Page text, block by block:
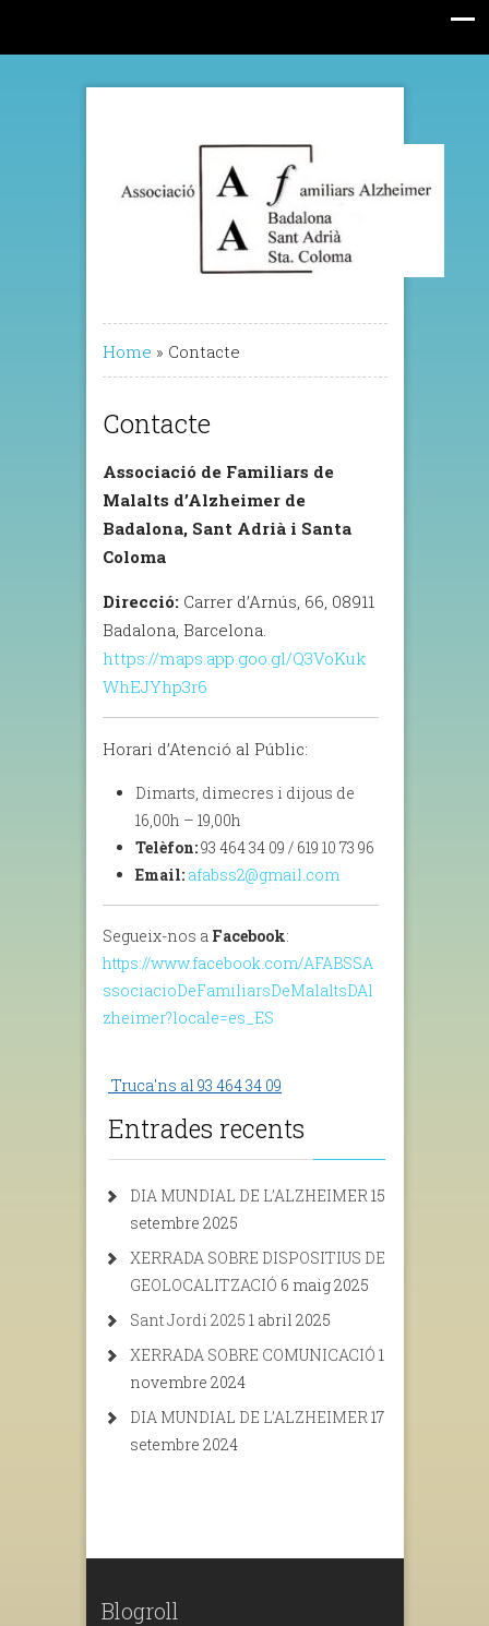
Home » Contacte
Contacte
Associació de Familiars de
Malalts d’Alzheimer de
Badalona, Sant Adrià i Santa
Coloma
Direcció: Carrer d’Arnús, 66, 08911
Badalona, Barcelona.
https://maps.app.goo.gl/Q3VoKuk
WhEJYhp3r6
Horari d’Atenció al Públic:
Dimarts, dimecres i dijous de
16,00h – 19,00h
Telèfon:93 464 34 09 / 619 10 73 96
Email: afabss2@gmail.com
Segueix-nos a Facebook:
https://www.facebook.com/AFABSSA
ssociacioDeFamiliarsDeMalaltsDAl
zheimer?locale=es_ES
Truca'ns al 93 464 34 09
Entrades recents
DIA MUNDIAL DE L’ALZHEIMER15
setembre 2025
XERRADA SOBRE DISPOSITIUS DE
GEOLOCALITZACIÓ 6 maig 2025
Sant Jordi 2025 1 abril 2025
XERRADA SOBRE COMUNICACIÓ 1
novembre 2024
DIA MUNDIAL DE L’ALZHEIMER17
setembre 2024
Blogroll